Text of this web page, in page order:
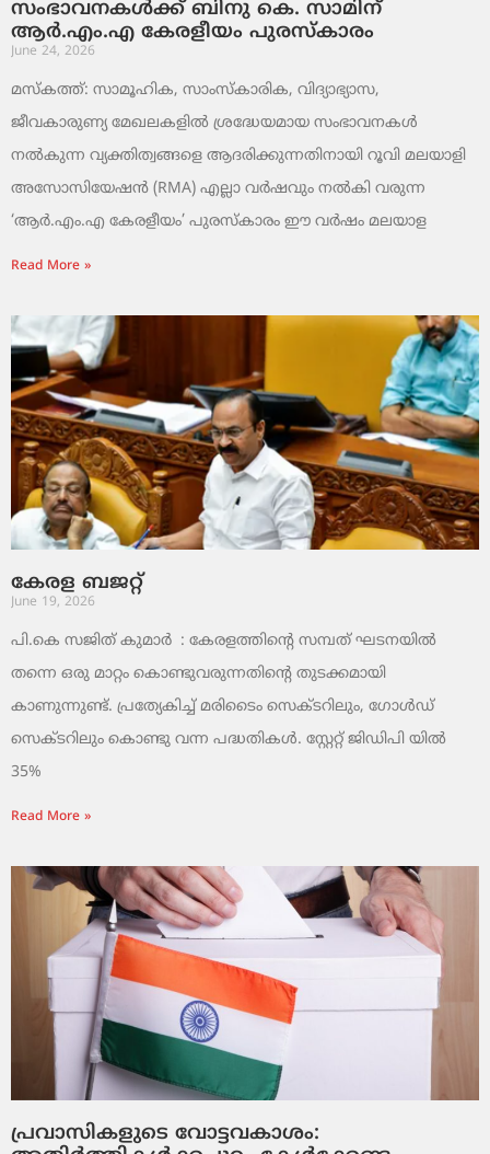
സംഭാവനകൾക്ക് ബിനു കെ. സാമിന്
ആർ.എം.എ കേരളീയം പുരസ്‌കാരം
June 24, 2026
മസ്കത്ത്: സാമൂഹിക, സാംസ്‌കാരിക, വിദ്യാഭ്യാസ,
ജീവകാരുണ്യ മേഖലകളിൽ ശ്രദ്ധേയമായ സംഭാവനകൾ
നൽകുന്ന വ്യക്തിത്വങ്ങളെ ആദരിക്കുന്നതിനായി റൂവി മലയാളി
അസോസിയേഷൻ (RMA) എല്ലാ വർഷവും നൽകി വരുന്ന
‘ആർ.എം.എ കേരളീയം’ പുരസ്‌കാരം ഈ വർഷം മലയാള
Read More »
കേരള ബജറ്റ്
June 19, 2026
പി.കെ സജിത് കുമാര്‍ : കേരളത്തിന്റെ സമ്പത് ഘടനയിൽ
തന്നെ ഒരു മാറ്റം കൊണ്ടുവരുന്നതിന്റെ തുടക്കമായി
കാണുന്നുണ്ട്. പ്രത്യേകിച്ച് മരിടൈം സെക്ടറിലും, ഗോൾഡ്
സെക്ടറിലും കൊണ്ടു വന്ന പദ്ധതികൾ. സ്റ്റേറ്റ് ജിഡിപി യിൽ
35%
Read More »
പ്രവാസികളുടെ വോട്ടവകാശം: